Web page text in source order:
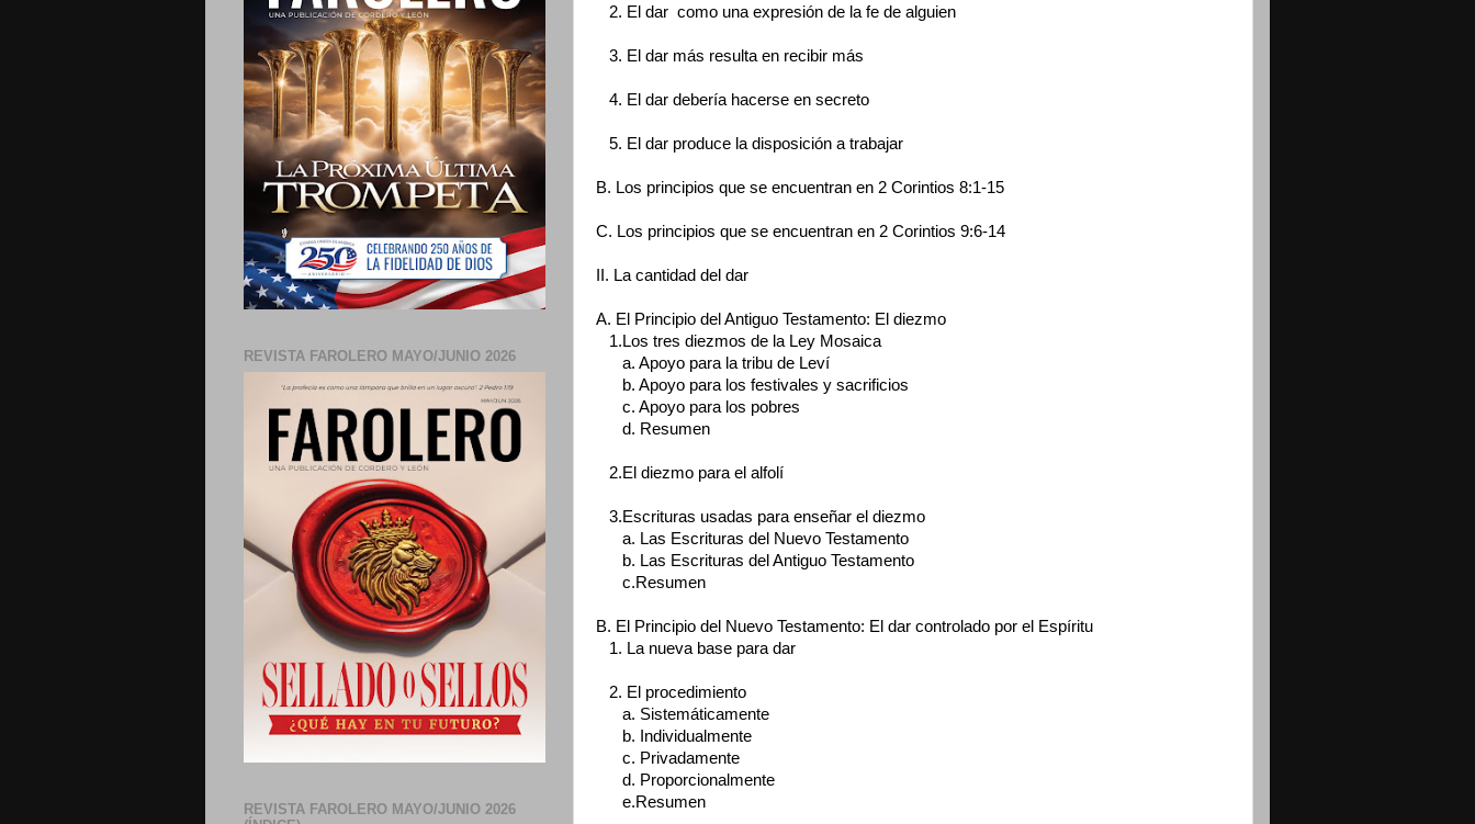
2. El dar como una expresión de la fe de alguien
3. El dar más resulta en recibir más
4. El dar debería hacerse en secreto
5. El dar produce la disposición a trabajar
B. Los principios que se encuentran en 2 Corintios 8:1-15
C. Los principios que se encuentran en 2 Corintios 9:6-14
II. La cantidad del dar
A. El Principio del Antiguo Testamento: El diezmo
1.Los tres diezmos de la Ley Mosaica
a. Apoyo para la tribu de Leví
b. Apoyo para los festivales y sacrificios
c. Apoyo para los pobres
d. Resumen
2.El diezmo para el alfolí
3.Escrituras usadas para enseñar el diezmo
a. Las Escrituras del Nuevo Testamento
b. Las Escrituras del Antiguo Testamento
c.Resumen
B. El Principio del Nuevo Testamento: El dar controlado por el Espíritu
1. La nueva base para dar
2. El procedimiento
a. Sistemáticamente
b. Individualmente
c. Privadamente
d. Proporcionalmente
e.Resumen
REVISTA FAROLERO MAYO/JUNIO 2026
REVISTA FAROLERO MAYO/JUNIO 2026